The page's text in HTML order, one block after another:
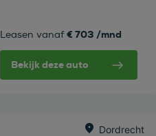
Leasen vanaf € 703 /mnd
Bekijk deze auto
Dordrecht